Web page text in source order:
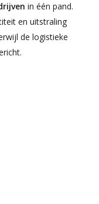
in één pand.
en uitstraling
de logistieke